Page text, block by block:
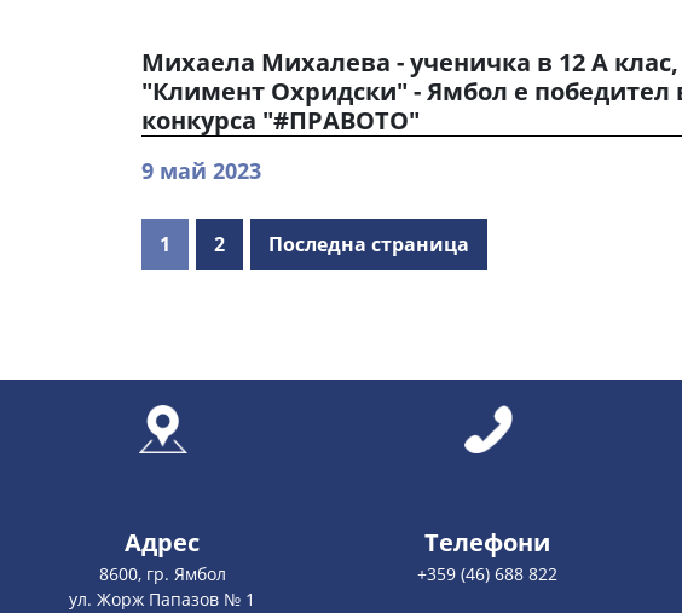
Михаела Михалева - ученичка в 12 А
"Климент Охридски" - Ямбол е победител
конкурса "#ПРАВОТО"
9 май 2023
1 2 Последна страница
Адрес
8600, гр. Ямбол
ул. Жорж Папазов № 1
Телефони
+359 (46) 688 822